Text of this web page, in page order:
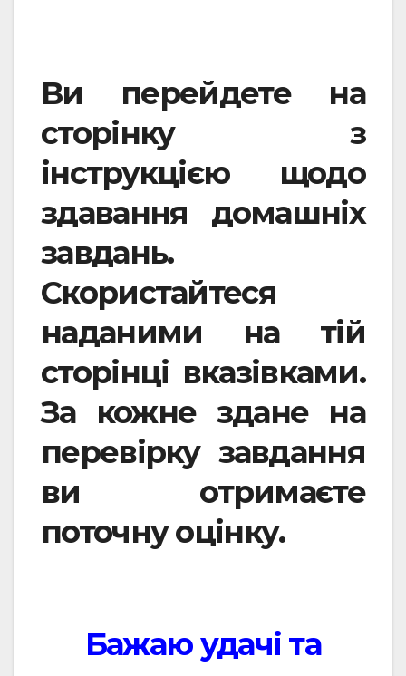
Ви перейдете на
сторінку з
інструкцією щодо
здавання домашніх
завдань.
Скористайтеся
наданими на тій
сторінці вказівками.
За кожне здане на
перевірку завдання
ви отримаєте
поточну оцінку.
Бажаю удачі та